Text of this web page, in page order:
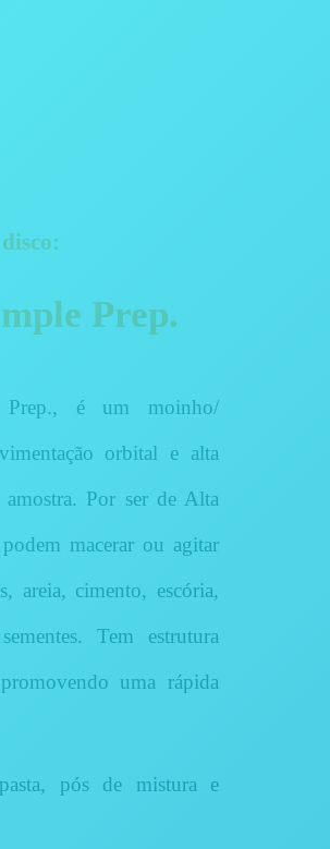
Prep.
é um moinho/
orbital e alta
amostra. Por ser de Alta
macerar ou agitar
areia, cimento, escória,
Tem estrutura
uma rápida
pós de mistura e